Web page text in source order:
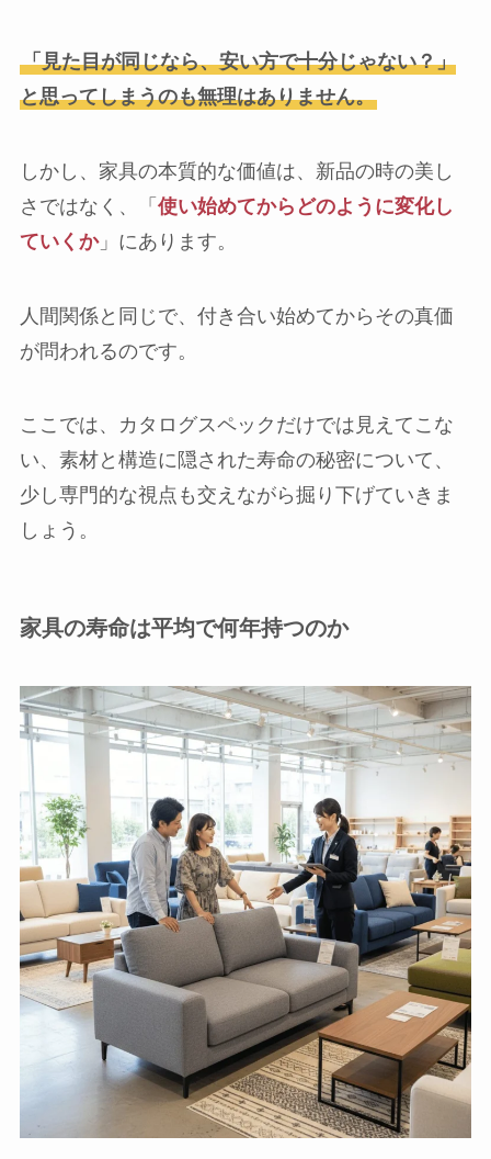
「見た目が同じなら、安い方で十分じゃない？」
と思ってしまうのも無理はありません。
しかし、家具の本質的な価値は、新品の時の美し
さではなく、「 使い始めてからどのように変化し
ていくか」にあります。
人間関係と同じで、付き合い始めてからその真価
が問われるのです。
ここでは、カタログスペックだけでは見えてこな
い、素材と構造に隠された寿命の秘密について、
少し専門的な視点も交えながら掘り下げていきま
しょう。
家具の寿命は平均で何年持つのか